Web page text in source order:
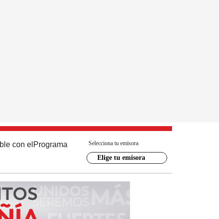
con el Programa Selecciona tu emisora
Elige tu emisora